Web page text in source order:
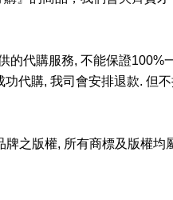
的代購服務, 不能保證100%
功代購, 我司會安排退款. 但
牌之版權, 所有商標及版權均